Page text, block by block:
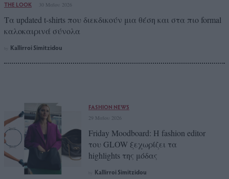
THE LOOK 30 Μαΐου 2026
Τα updated t-shirts που διεκδικούν μια θέση και στα πιο formal
καλοκαιρινά σύνολα
Kallirroi Simitzidou
FASHION NEWS
29 Μαΐου 2026
Friday Moodboard: Η fashion editor
του GLOW ξεχωρίζει τα
highlights της μόδας
Kallirroi Simitzidou